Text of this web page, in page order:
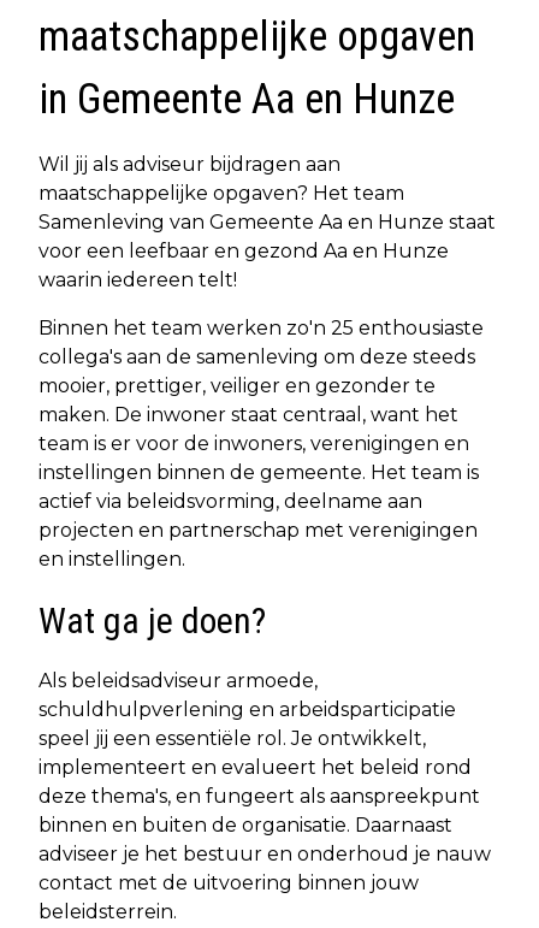
maatschappelijke opgaven
in Gemeente Aa en Hunze
Wil jij als adviseur bijdragen aan
maatschappelijke opgaven? Het team
Samenleving van Gemeente Aa en Hunze staat
voor een leefbaar en gezond Aa en Hunze
waarin iedereen telt!
Binnen het team werken zo'n 25 enthousiaste
collega's aan de samenleving om deze steeds
mooier, prettiger, veiliger en gezonder te
maken. De inwoner staat centraal, want het
team is er voor de inwoners, verenigingen en
instellingen binnen de gemeente. Het team is
actief via beleidsvorming, deelname aan
projecten en partnerschap met verenigingen
en instellingen.
Wat ga je doen?
Als beleidsadviseur armoede,
schuldhulpverlening en arbeidsparticipatie
speel jij een essentiële rol. Je ontwikkelt,
implementeert en evalueert het beleid rond
deze thema's, en fungeert als aanspreekpunt
binnen en buiten de organisatie. Daarnaast
adviseer je het bestuur en onderhoud je nauw
contact met de uitvoering binnen jouw
beleidsterrein.